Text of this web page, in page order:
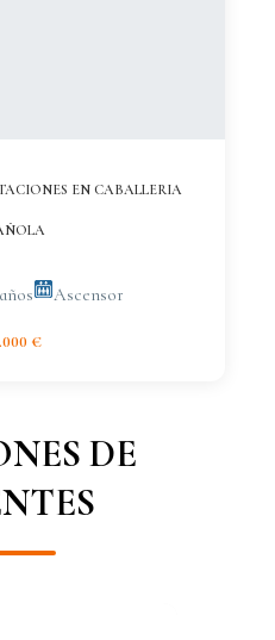
EN CABALLERIA
Ascensor
€
DE